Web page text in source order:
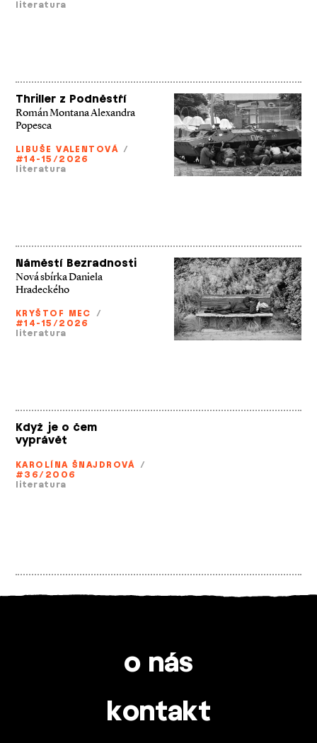
literatura
Thriller z Podněstří
Román Montana Alexandra
Popesca
LIBUŠE VALENTOVÁ /
#14-15/2026
literatura
Náměstí Bezradnosti
Nová sbírka Daniela
Hradeckého
KRYŠTOF MEC /
#14-15/2026
literatura
Když je o čem
vyprávět
KAROLÍNA ŠNAJDROVÁ /
#36/2006
literatura
o nás
kontakt